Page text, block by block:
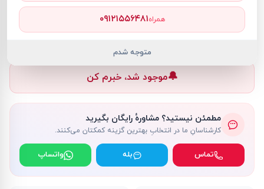
ناموجود
🔔موجود شد، خبرم کن
مطمئن نیستید؟ مشاورهٔ رایگان بگیرید
کارشناسانِ ما در انتخابِ بهترین گزینه کمکتان می‌کنند.
تماس بله واتساپ
همراه۰۹۱۲۱۵۵۶۴۸۱
متوجه شدم